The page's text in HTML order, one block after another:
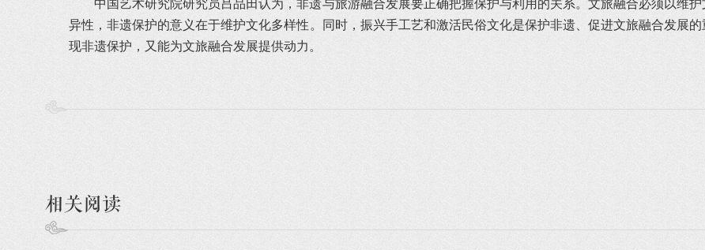
中国艺术研究院研究员吕品田认为，非遗与旅游融合发展要正确把握保护与利用的关系。文旅融合必须以维
异性，非遗保护的意义在于维护文化多样性。同时，振兴手工艺和激活民俗文化是保护非遗、促进文旅融合发展
现非遗保护，又能为文旅融合发展提供动力。
相关阅读